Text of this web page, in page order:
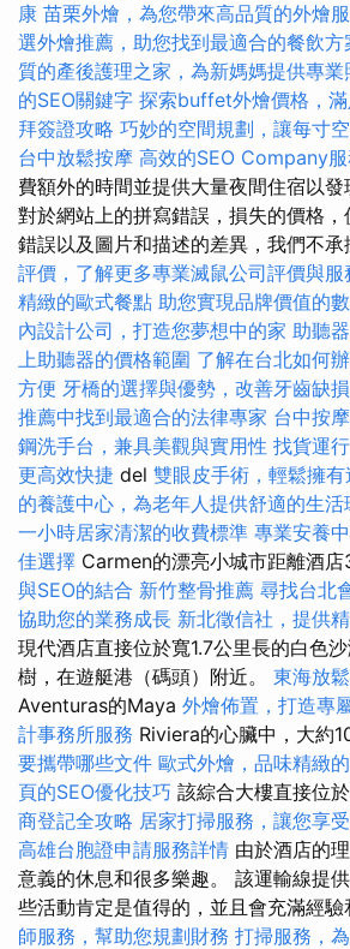
康 苗栗外燴，為您帶來高品質的外燴
選外燴推薦，助您找到最適合的餐飲方
質的產後護理之家，為新媽媽提供專業
的SEO關鍵字 探索buffet外燴價格，
拜簽證攻略 巧妙的空間規劃，讓每寸
台中放鬆按摩 高效的SEO Company
費額外的時間並提供大量夜間住宿以發
對於網站上的拼寫錯誤，損失的價格
錯誤以及圖片和描述的差異，我們不承
評價，了解更多專業滅鼠公司評價與服
精緻的歐式餐點 助您實現品牌價值的
內設計公司，打造您夢想中的家 助聽
上助聽器的價格範圍 了解在台北如何
方便 牙橋的選擇與優勢，改善牙齒缺損
推薦中找到最適合的法律專家 台中按
鋼洗手台，兼具美觀與實用性 找貨運
更高效快捷 del 雙眼皮手術，輕鬆擁有
的養護中心，為老年人提供舒適的生活
一小時居家清潔的收費標準 專業安養
佳選擇 Carmen的漂亮小城市距離酒店
與SEO的結合 新竹整骨推薦 尋找台北
協助您的業務成長 新北徵信社，提供
現代酒店直接位於寬1.7公里長的白色
樹，在遊艇港（碼頭）附近。 東海放
Aventuras的Maya 外燴佈置，打造專
計事務所服務 Riviera的心臟中，大約
要攜帶哪些文件 歐式外燴，品味精緻
頁的SEO優化技巧 該綜合大樓直接位
商登記全攻略 居家打掃服務，讓您享
高雄台胞證申請服務詳情 由於酒店的
意義的休息和很多樂趣。 該運輸線提
些活動肯定是值得的，並且會充滿經驗
師服務，幫助您規劃財務 打掃服務，